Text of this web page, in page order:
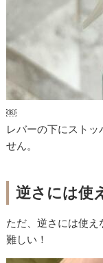
￼
レバーの下にスト
せん。
逆さには使
ただ、逆さには使
難しい！